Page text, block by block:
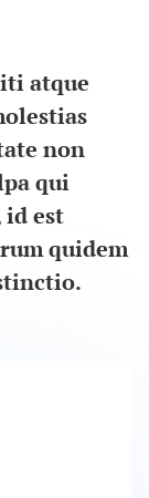
atque
non
qui
est
quidem